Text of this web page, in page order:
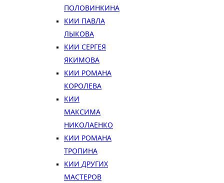
ПОЛОВИНКИНА
КИИ ПАВЛА
ЛЫКОВА
КИИ СЕРГЕЯ
ЯКИМОВА
КИИ РОМАНА
КОРОЛЕВА
КИИ
МАКСИМА
НИКОЛАЕНКО
КИИ РОМАНА
ТРОПИНА
КИИ ДРУГИХ
МАСТЕРОВ